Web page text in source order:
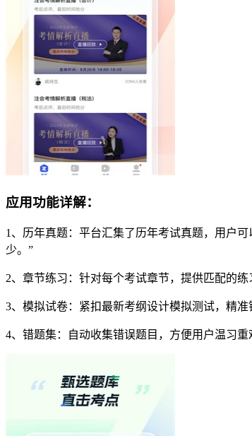
应用功能详解：
1、历年真题：平台汇集了历年考试真题，用户
少。”
2、章节练习：针对每个考试章节，提供匹配的
3、模拟试卷：紧扣最新考纲设计模拟测试，精
4、错题集：自动收集错误题目，方便用户温习